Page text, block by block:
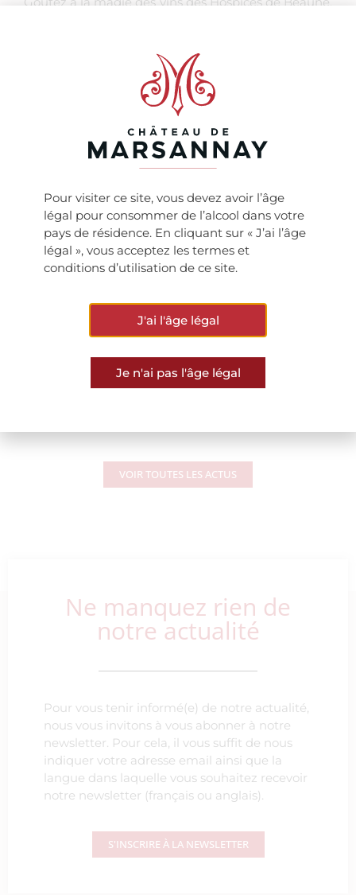
dîner de prestige réalisé par Nicolas Isnard et David
Le Comte de l’Auberge de la Charme à Presnois. 1
étoile au Guide Michelin.
Un grand moment d’excellence culinaire et viticole
à découvrir absolument.
250€ par personne / Inscription avant le 12
d’inscriptionici
Le passe sanitaire est obligatoire pour participer à
l’évènement
Info & réservation : commande@chateau-
marsannay.com
VOIR TOUTES LES ACTUS
Ne manquez rien de
notre actualité
Pour vous tenir informé(e) de notre actualité,
nous vous invitons à vous abonner à notre
newsletter. Pour cela, il vous suffit de nous
indiquer votre adresse email ainsi que la
langue dans laquelle vous souhaitez recevoir
notre newsletter (français ou anglais).
S'INSCRIRE À LA NEWSLETTER
Pour visiter ce site, vous devez avoir l’âge
légal pour consommer de l’alcool dans votre
pays de résidence. En cliquant sur « J’ai l’âge
légal », vous acceptez les termes et
conditions d’utilisation de ce site.
J'ai l'âge légal
Je n'ai pas l'âge légal